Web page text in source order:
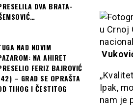
Ipak,
nam je
DVA BRATA-
NAD NOVIM
NA AHIRET
FERIZ BAJROVIĆ
– GRAD SE OPRAŠTA
TIHOG I ČESTITOG